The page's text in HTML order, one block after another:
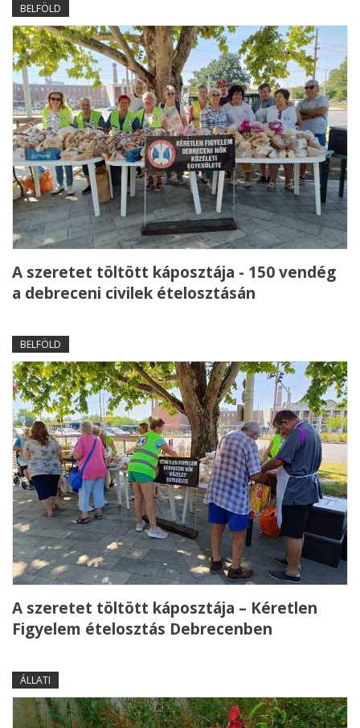
BELFÖLD
A szeretet töltött káposztája - 150 vendég
a debreceni civilek ételosztásán
BELFÖLD
A szeretet töltött káposztája – Kéretlen
Figyelem ételosztás Debrecenben
ÁLLATI